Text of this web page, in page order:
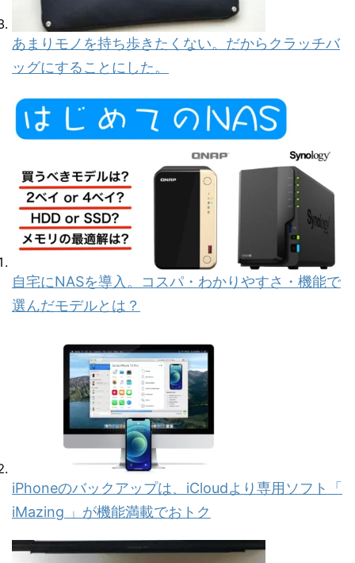
あまりモノを持ち歩きたくない。だからクラッチバ
ッグにすることにした。
自宅にNASを導入。コスパ・わかりやすさ・機能で
選んだモデルとは？
iPhoneのバックアップは、iCloudより専用ソフト「
iMazing 」が機能満載でおトク